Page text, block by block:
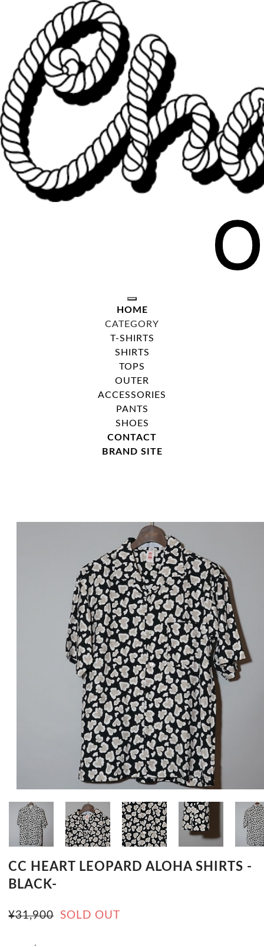
toggle navigation
HOME
CATEGORY
T-SHIRTS
SHIRTS
TOPS
OUTER
ACCESSORIES
PANTS
SHOES
CONTACT
BRAND SITE
CC HEART LEOPARD ALOHA SHIRTS -
BLACK-
¥31,900 SOLD OUT